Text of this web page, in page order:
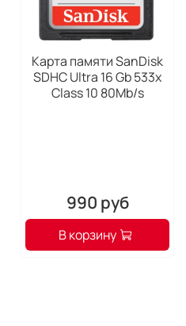
Карта памяти SanDisk
SDHC Ultra 16 Gb 533x
Class 10 80Mb/s
990 руб
В корзину